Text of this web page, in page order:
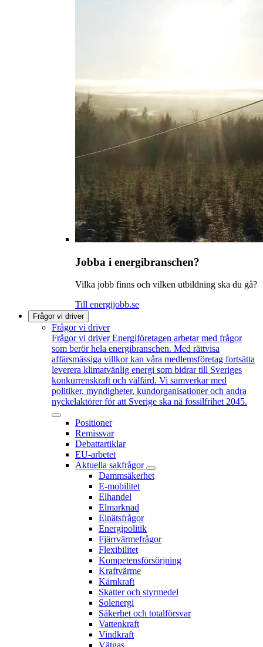
Jobba i energibranschen?
Vilka jobb finns och vilken utbildning ska du gå?
Till energijobb.se
Frågor vi driver
Frågor vi driver
Frågor vi driver Energiföretagen arbetar med frågor
som berör hela energibranschen. Med rättvisa
affärsmässiga villkor kan våra medlemsföretag fortsätta
leverera klimatvänlig energi som bidrar till Sveriges
konkurrenskraft och välfärd. Vi samverkar med
politiker, myndigheter, kundorganisationer och andra
nyckelaktörer för att Sverige ska nå fossilfrihet 2045.
Positioner
Remissvar
Debattartiklar
EU-arbetet
Aktuella sakfrågor
Dammsäkerhet
E-mobilitet
Elhandel
Elmarknad
Elnätsfrågor
Energipolitik
Fjärrvärmefrågor
Flexibilitet
Kompetensförsörjning
Kraftvärme
Kärnkraft
Skatter och styrmedel
Solenergi
Säkerhet och totalförsvar
Vattenkraft
Vindkraft